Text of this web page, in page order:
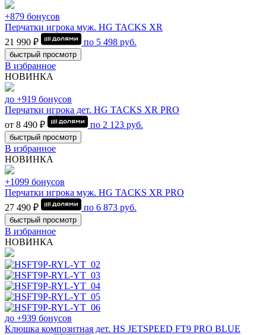
+879 бонусов
Перчатки игрока муж. HG TACKS XR
21 990 ₽
по 5 498 руб.
быстрый просмотр
В избранное
НОВИНКА
до +919 бонусов
Перчатки игрока дет. HG TACKS XR PRO
от 8 490 ₽
по 2 123 руб.
быстрый просмотр
В избранное
НОВИНКА
+1099 бонусов
Перчатки игрока муж. HG TACKS XR PRO
27 490 ₽
по 6 873 руб.
быстрый просмотр
В избранное
НОВИНКА
до +939 бонусов
Клюшка композитная дет. HS JETSPEED FT9 PRO BLUE